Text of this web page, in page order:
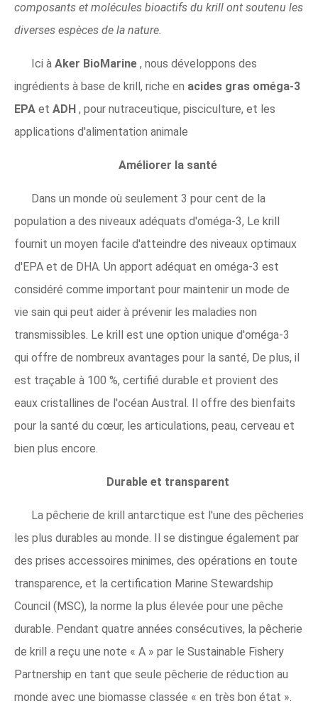
composants et molécules bioactifs du krill ont soutenu les
diverses espèces de la nature.
Ici à Aker BioMarine , nous développons des
ingrédients à base de krill, riche en acides gras oméga-3
EPA et ADH , pour nutraceutique, pisciculture, et les
applications d'alimentation animale
Améliorer la santé
Dans un monde où seulement 3 pour cent de la
population a des niveaux adéquats d'oméga-3, Le krill
fournit un moyen facile d'atteindre des niveaux optimaux
d'EPA et de DHA. Un apport adéquat en oméga-3 est
considéré comme important pour maintenir un mode de
vie sain qui peut aider à prévenir les maladies non
transmissibles. Le krill est une option unique d'oméga-3
qui offre de nombreux avantages pour la santé, De plus, il
est traçable à 100 %, certifié durable et provient des
eaux cristallines de l'océan Austral. Il offre des bienfaits
pour la santé du cœur, les articulations, peau, cerveau et
bien plus encore.
Durable et transparent
La pêcherie de krill antarctique est l'une des pêcheries
les plus durables au monde. Il se distingue également par
des prises accessoires minimes, des opérations en toute
transparence, et la certification Marine Stewardship
Council (MSC), la norme la plus élevée pour une pêche
durable. Pendant quatre années consécutives, la pêcherie
de krill a reçu une note « A » par le Sustainable Fishery
Partnership en tant que seule pêcherie de réduction au
monde avec une biomasse classée « en très bon état ».